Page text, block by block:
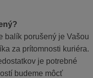
balík porušený je Vašou
za prítomnosti kuriéra.
je potrebné
budeme môcť